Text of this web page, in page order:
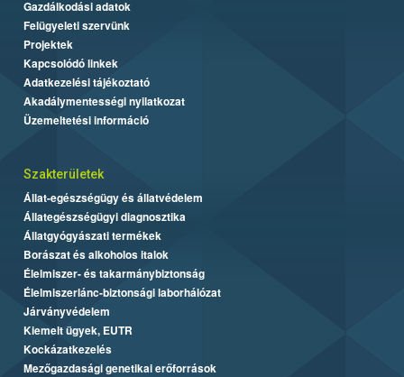
Gazdálkodási adatok
Felügyeleti szervünk
Projektek
Kapcsolódó linkek
Adatkezelési tájékoztató
Akadálymentességi nyilatkozat
Üzemeltetési információ
Szakterületek
Állat-egészségügy és állatvédelem
Állategészségügyi diagnosztika
Állatgyógyászati termékek
Borászat és alkoholos italok
Élelmiszer- és takarmánybiztonság
Élelmiszerlánc-biztonsági laborhálózat
Járványvédelem
Kiemelt ügyek, EUTR
Kockázatkezelés
Mezőgazdasági genetikai erőforrások